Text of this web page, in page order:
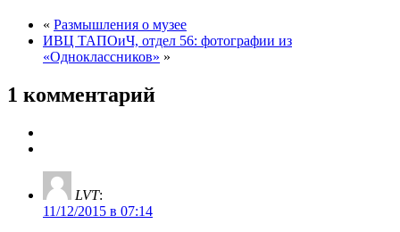
« Размышления о музее
ИВЦ ТАПОиЧ, отдел 56: фотографии из
«Одноклассников» »
1 комментарий
LVT:
11/12/2015 в 07:14